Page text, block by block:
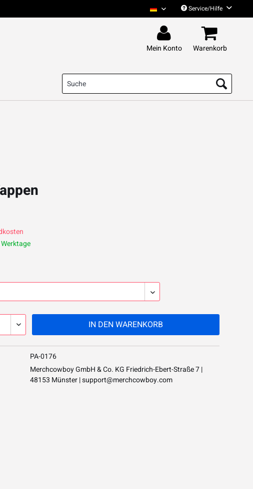
Das Pack DeutschService/Hilfe
Mein Konto Warenkorb
IN DEN WARENKORB
PA-0176
Merchcowboy GmbH & Co. KG Friedrich-Ebert-Straße 7 |
48153 Münster |support@merchcowboy.com